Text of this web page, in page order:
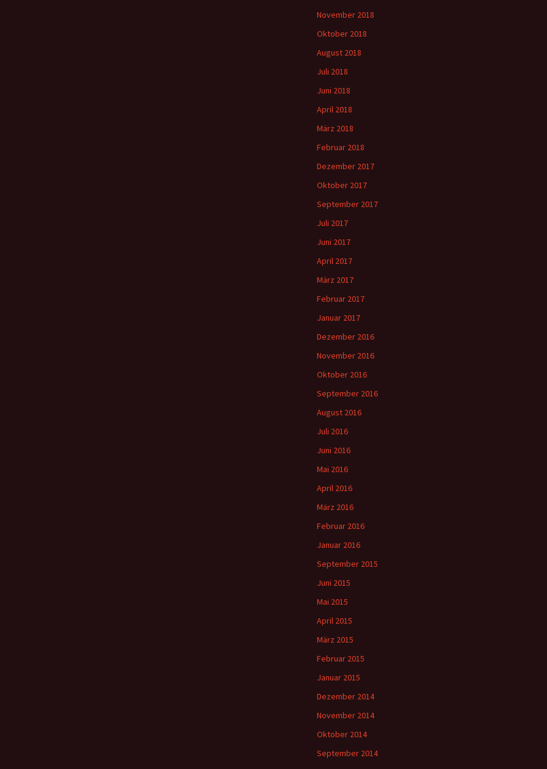
November 2018
Oktober 2018
August 2018
Juli 2018
Juni 2018
April 2018
März 2018
Februar 2018
Dezember 2017
Oktober 2017
September 2017
Juli 2017
Juni 2017
April 2017
März 2017
Februar 2017
Januar 2017
Dezember 2016
November 2016
Oktober 2016
September 2016
August 2016
Juli 2016
Juni 2016
Mai 2016
April 2016
März 2016
Februar 2016
Januar 2016
September 2015
Juni 2015
Mai 2015
April 2015
März 2015
Februar 2015
Januar 2015
Dezember 2014
November 2014
Oktober 2014
September 2014